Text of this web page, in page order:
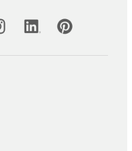
redes sociales